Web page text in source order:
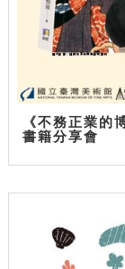
《不務正業的
書籍分享會